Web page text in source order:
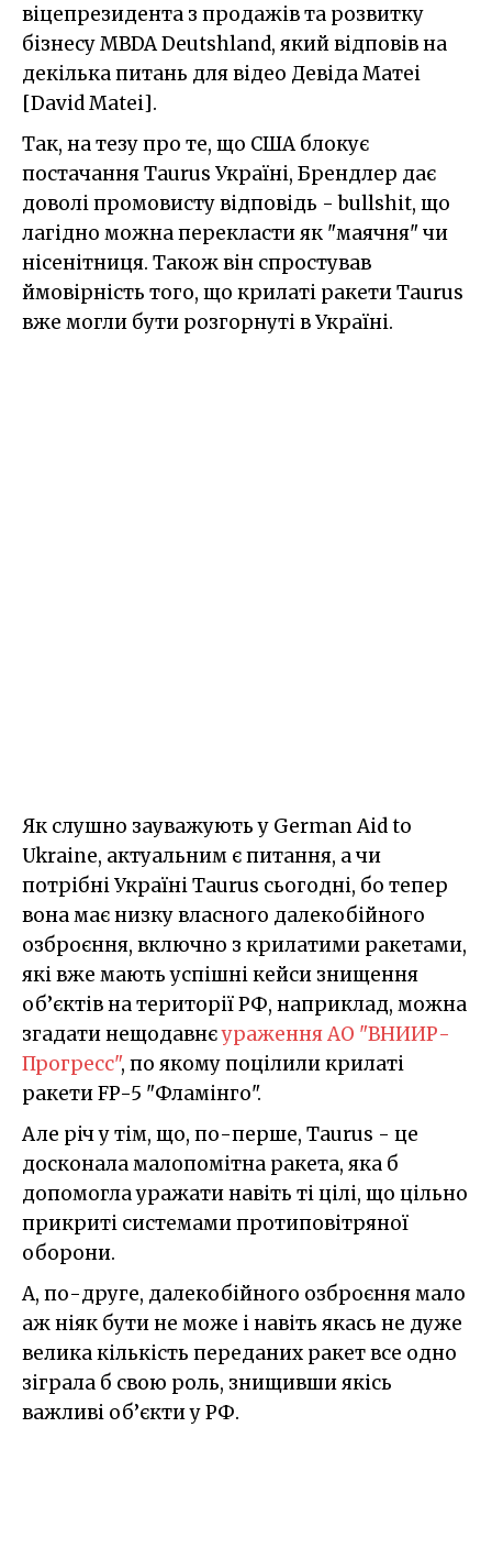
віцепрезидента з продажів та розвитку
бізнесу MBDA Deutshland, який відповів на
декілька питань для відео Девіда Матеі
[David Matei].
Так, на тезу про те, що США блокує
постачання Taurus Україні, Брендлер дає
доволі промовисту відповідь - bullshit, що
лагідно можна перекласти як "маячня" чи
нісенітниця. Також він спростував
ймовірність того, що крилаті ракети Taurus
вже могли бути розгорнуті в Україні.
Як слушно зауважують у German Aid to
Ukraine, актуальним є питання, а чи
потрібні Україні Taurus сьогодні, бо тепер
вона має низку власного далекобійного
озброєння, включно з крилатими ракетами,
які вже мають успішні кейси знищення
об’єктів на території РФ, наприклад, можна
згадати нещодавнєураження АО "ВНИИР-
Прогресс", по якому поцілили крилаті
ракети FP-5 "Фламінго".
Але річ у тім, що, по-перше, Taurus - це
досконала малопомітна ракета, яка б
допомогла уражати навіть ті цілі, що цільно
прикриті системами протиповітряної
оборони.
А, по-друге, далекобійного озброєння мало
аж ніяк бути не може і навіть якась не дуже
велика кількість переданих ракет все одно
зіграла б свою роль, знищивши якісь
важливі об’єкти у РФ.